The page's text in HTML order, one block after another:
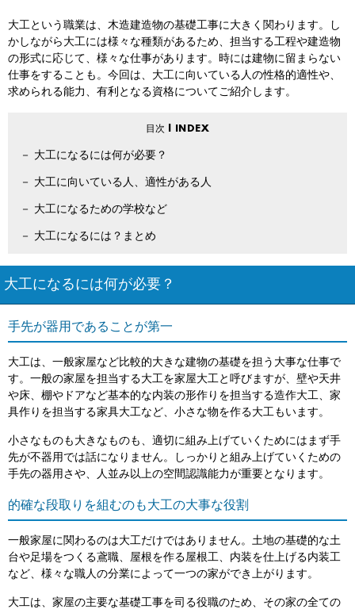
大工という職業は、木造建造物の基礎工事に大きく関わります。し
かしながら大工には様々な種類があるため、担当する工程や建造物
の形式に応じて、様々な仕事があります。時には建物に留まらない
仕事をすることも。今回は、大工に向いている人の性格的適性や、
求められる能力、有利となる資格についてご紹介します。
大工になるには何が必要？
大工に向いている人、適性がある人
大工になるための学校など
大工になるには？まとめ
大工になるには何が必要？
手先が器用であることが第一
大工は、一般家屋など比較的大きな建物の基礎を担う大事な仕事で
す。一般の家屋を担当する大工を家屋大工と呼びますが、壁や天井
や床、棚やドアなど基本的な内装の形作りを担当する造作大工、家
具作りを担当する家具大工など、小さな物を作る大工もいます。
小さなものも大きなものも、適切に組み上げていくためにはまず手
先が不器用では話になりません。しっかりと組み上げていくための
手先の器用さや、人並み以上の空間認識能力が重要となります。
的確な段取りを組むのも大工の大事な役割
一般家屋に関わるのは大工だけではありません。土地の基礎的な土
台や足場をつくる鳶職、屋根を作る屋根工、内装を仕上げる内装工
など、様々な職人の分業によって一つの家ができ上がります。
大工は、家屋の主要な基礎工事を司る役職のため、その家の全ての